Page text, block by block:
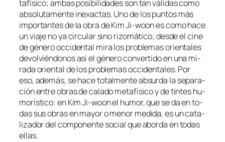
ta­fí­si­co; am­bas po­si­bi­li­da­des son tan vá­li­das co­mo
ab­so­lu­ta­men­te in­exac­tas. Uno de los pun­tos más
im­por­tan­tes de la obra de Kim Ji-woon es co­mo ha­ce
un via­je no ya cir­cu­lar sino ri­zo­má­ti­co; des­de el ci­ne
de gé­ne­ro oc­ci­den­tal mi­ra los pro­ble­mas orien­ta­les
de­vol­vién­do­nos así el gé­ne­ro con­ver­ti­do en una mi­
ra­da orien­tal de los pro­ble­mas oc­ci­den­ta­les. Por
eso, ade­más, se ha­ce to­tal­men­te ab­sur­da la se­pa­ra­
ción en­tre obras de ca­la­do me­ta­fí­si­co y de tin­tes hu­
mo­rís­ti­co: en Kim Ji-woon el hu­mor, que se da en to­
das sus obras en ma­yor o me­nor me­di­da, es un ca­ta­
li­za­dor del com­po­nen­te so­cial que abor­da en to­das
ellas.